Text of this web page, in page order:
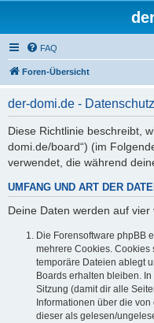
FAQ
Foren-Übersicht
der-domi.de -
Diese Richtlinie beschreibt,
domi.de/board“) (im
verwendet, die während
UMFANG UND ART DER
Deine Daten werden auf
Die Forensoftware phpBB
mehrere Cookies. Cookies
temporäre Dateien ablegt
Boards erhalten bleiben.
Sitzung (damit dir alle
Informationen über die
dieser als gelesen/